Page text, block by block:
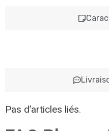
Pas d’articles liés.